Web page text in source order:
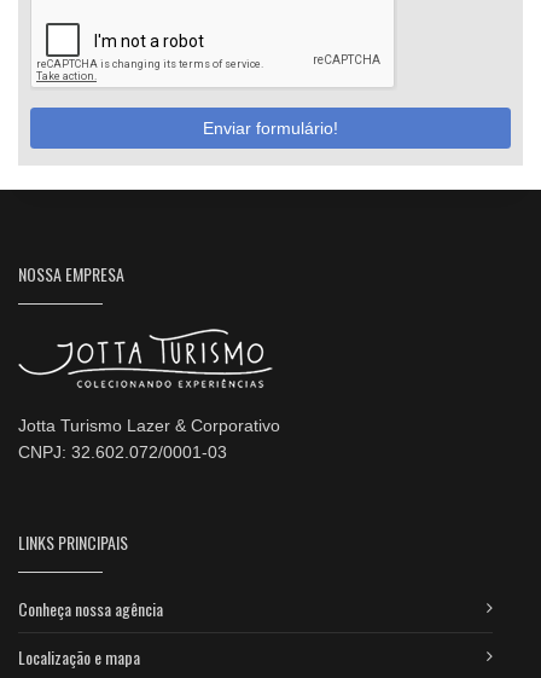
Enviar formulário!
NOSSA EMPRESA
Jotta Turismo Lazer & Corporativo
CNPJ: 32.602.072/0001-03
LINKS PRINCIPAIS
Conheça nossa agência
Localização e mapa